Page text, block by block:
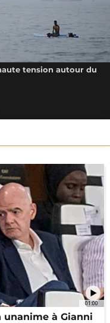
tension autour du
01:00
unanime à Gianni